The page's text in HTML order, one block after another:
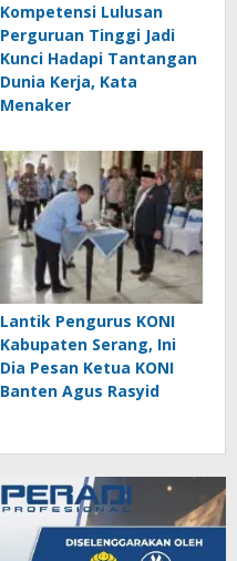
Kompetensi Lulusan
Perguruan Tinggi Jadi
Kunci Hadapi Tantangan
Dunia Kerja, Kata
Menaker
Lantik Pengurus KONI
Kabupaten Serang, Ini
Dia Pesan Ketua KONI
Banten Agus Rasyid